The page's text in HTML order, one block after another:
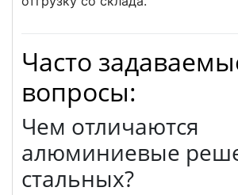
Часто
вопросы:
Чем отличаются
алюминиевые
стальных?